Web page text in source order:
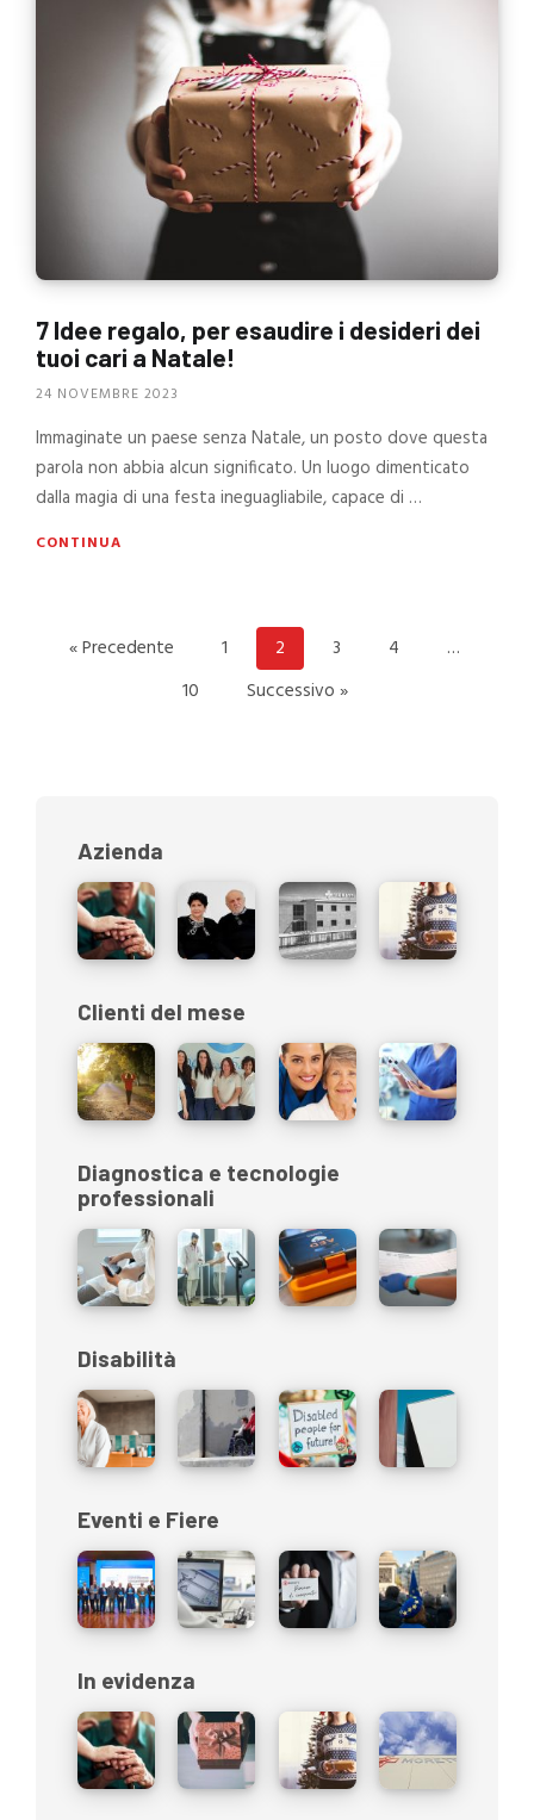
7 Idee regalo, per esaudire i desideri dei
tuoi cari a Natale!
24 NOVEMBRE 2023
Immaginate un paese senza Natale, un posto dove questa
parola non abbia alcun significato. Un luogo dimenticato
dalla magia di una festa ineguagliabile, capace di …
CONTINUA
« Precedente 1 2 3 4
…
10
Successivo »
Azienda
Clienti del mese
Diagnostica e tecnologie
professionali
Disabilità
Eventi e Fiere
In evidenza